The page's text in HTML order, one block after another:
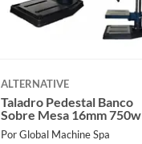
ALTERNATIVE
Taladro Pedestal Banco
Sobre Mesa 16mm 750w
Por Global Machine Spa